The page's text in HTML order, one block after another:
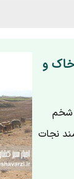
و
شخم
نجات